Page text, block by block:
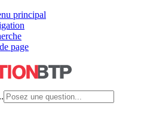
principal
page